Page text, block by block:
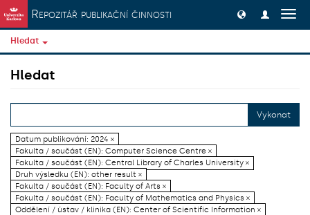
Přeskočit na obsah
Repozitář publikační činnosti
Hledat
Hledat
Vykonat
Datum publikování: 2024 ×
Fakulta / součást (EN): Computer Science Centre ×
Fakulta / součást (EN): Central Library of Charles University ×
Druh výsledku (EN): other result ×
Fakulta / součást (EN): Faculty of Arts ×
Fakulta / součást (EN): Faculty of Mathematics and Physics ×
Oddělení / ústav / klinika (EN): Center of Scientific Information ×